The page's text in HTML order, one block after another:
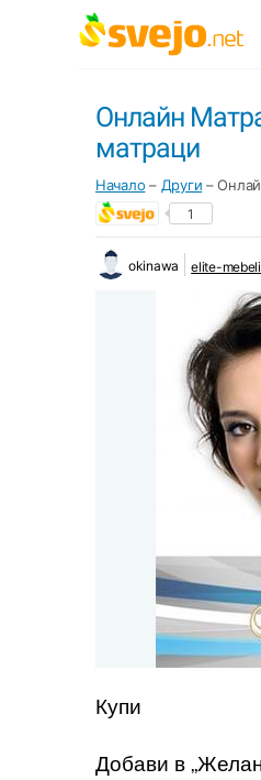
Онлайн
матраци
Начало – Други –
1
okinawa elite-
Купи
Добави в